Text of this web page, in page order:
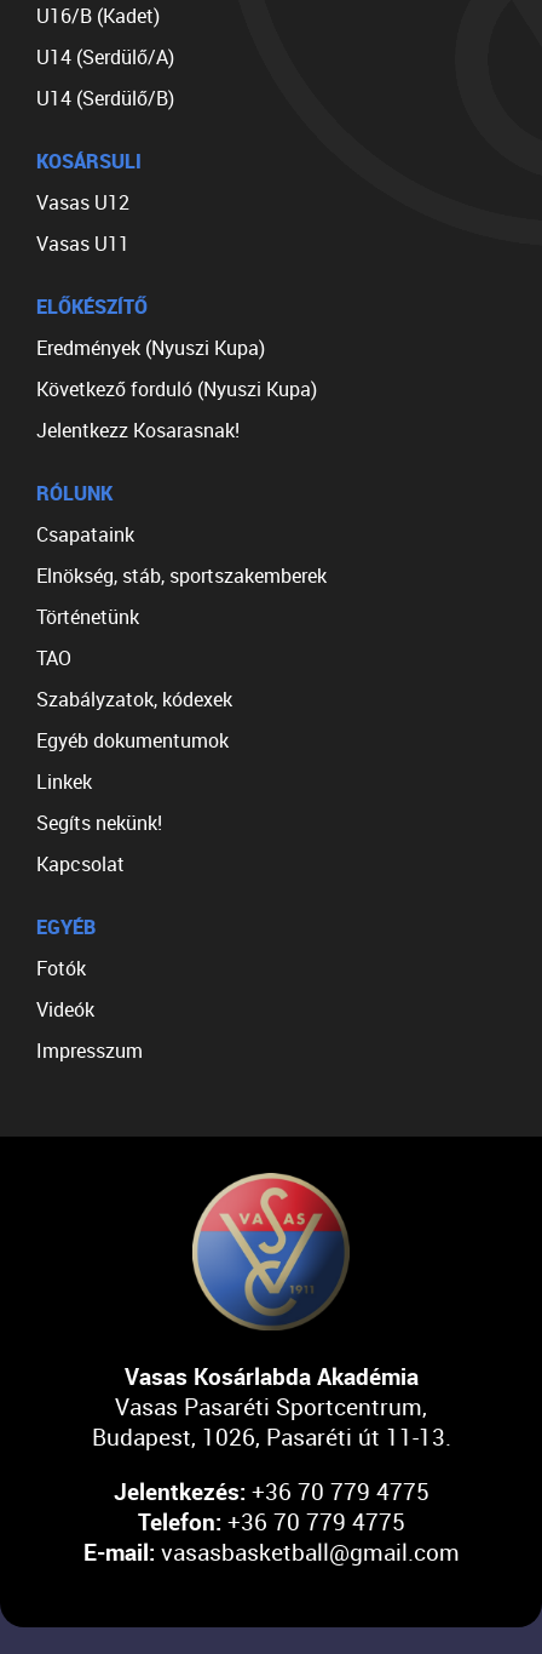
U16/B (Kadet)
U14 (Serdülő/A)
U14 (Serdülő/B)
KOSÁRSULI
Vasas U12
Vasas U11
ELŐKÉSZÍTŐ
Eredmények (Nyuszi Kupa)
Következő forduló (Nyuszi Kupa)
Jelentkezz Kosarasnak!
RÓLUNK
Csapataink
Elnökség, stáb, sportszakemberek
Történetünk
TAO
Szabályzatok, kódexek
Egyéb dokumentumok
Linkek
Segíts nekünk!
Kapcsolat
EGYÉB
Fotók
Videók
Impresszum
Vasas Kosárlabda Akadémia
Vasas Pasaréti Sportcentrum,
Budapest, 1026, Pasaréti út 11-13.
Jelentkezés: +36 70 779 4775
Telefon: +36 70 779 4775
E-mail: vasasbasketball@gmail.com